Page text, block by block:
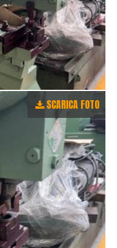
SCARICA FOTO